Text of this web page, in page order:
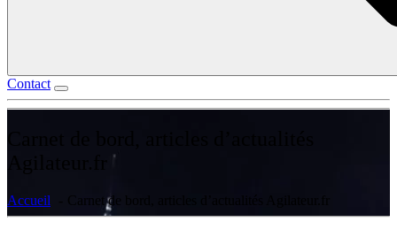
Contact
Accueil Carnet de bord, articles d’actualités Agilateur.fr